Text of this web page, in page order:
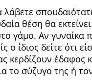
θέση θα
γάμο. Αν γυναίκα
ίδιος δείτε ότι
κερδίζουν
το σύζυγο της ή